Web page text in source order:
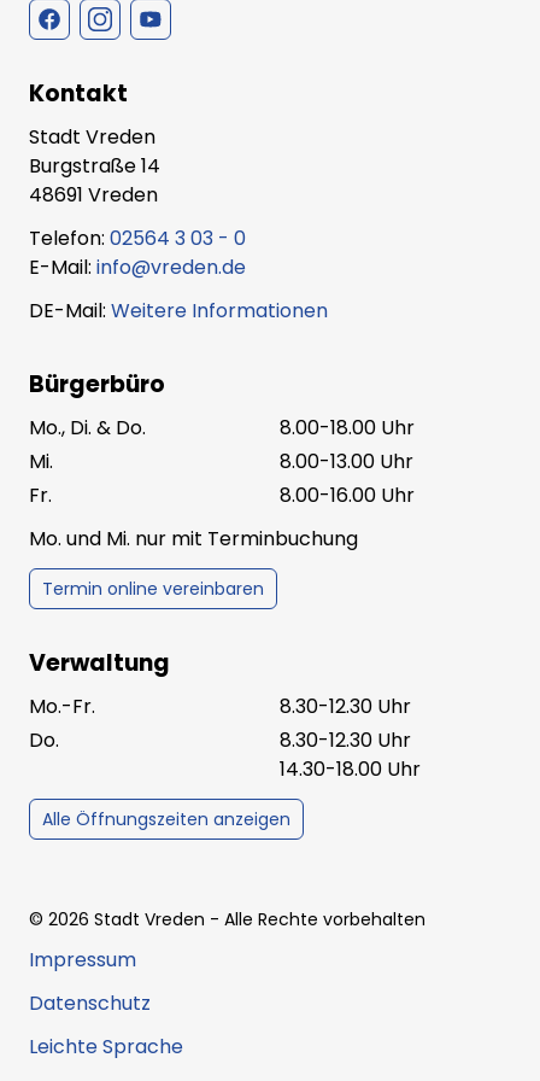
Kontakt
Stadt Vreden
Burgstraße 14
48691 Vreden
Telefon: 02564 3 03 - 0
E-Mail: info@vreden.de
DE-Mail: Weitere Informationen
Bürgerbüro
Mo., Di. & Do.
8.00-18.00 Uhr
Mi.
8.00-13.00 Uhr
Fr.
8.00-16.00 Uhr
Mo. und Mi. nur mit Terminbuchung
Termin online vereinbaren
Verwaltung
Mo.-Fr.
8.30-12.30 Uhr
Do.
8.30-12.30 Uhr
14.30-18.00 Uhr
Alle Öffnungszeiten anzeigen
© 2026 Stadt Vreden - Alle Rechte vorbehalten
Impressum
Datenschutz
Leichte Sprache